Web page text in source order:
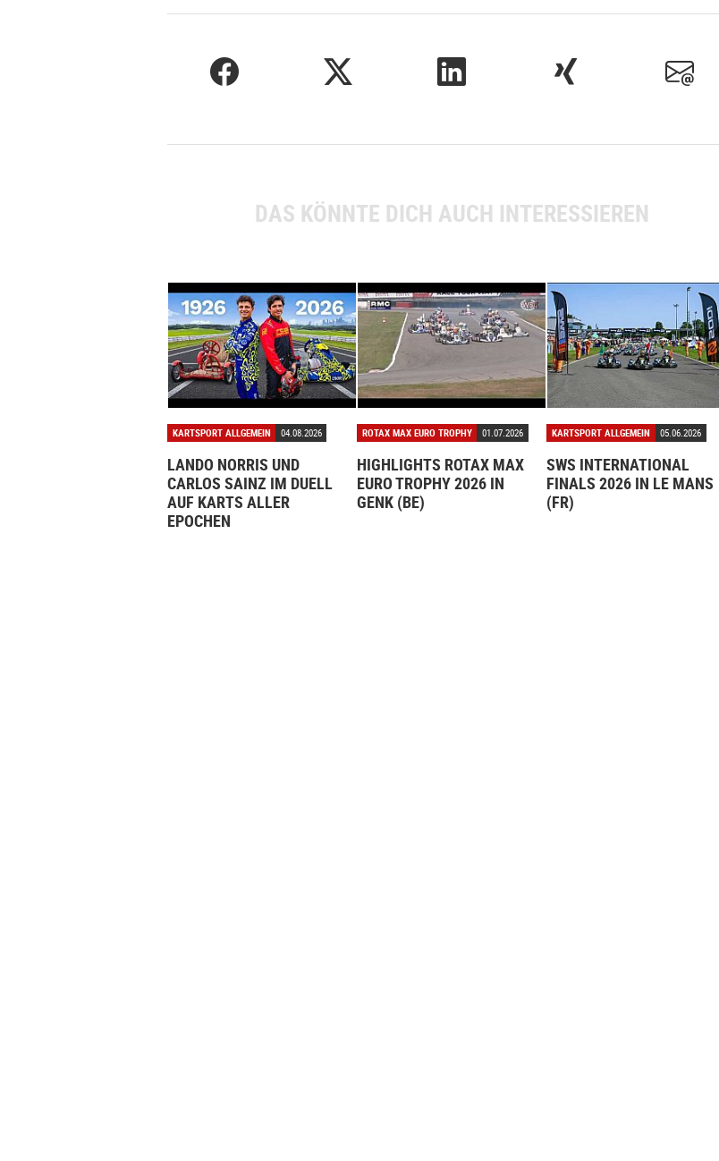
DAS KÖNNTE DICH AUCH INTERESSIEREN
KARTSPORT ALLGEMEIN 04.08.2026
LANDO NORRIS UND
CARLOS SAINZ IM DUELL
AUF KARTS ALLER
EPOCHEN
ROTAX MAX EURO TROPHY 01.07.2026
HIGHLIGHTS ROTAX MAX
EURO TROPHY 2026 IN
GENK (BE)
KARTSPORT ALLGEMEIN 05.06.2026
SWS INTERNATIONAL
FINALS 2026 IN LE MANS
(FR)